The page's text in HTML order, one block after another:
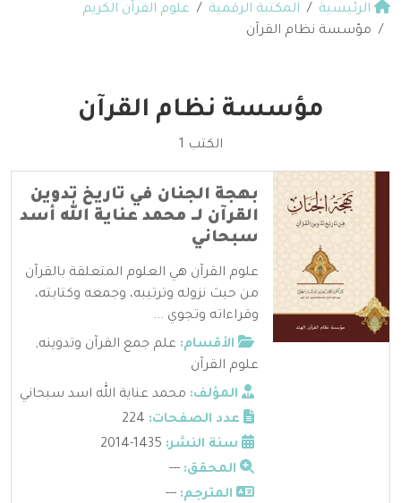
الرئيسية المكتبة الرقمية
علوم القرآن الكريم
مؤسسة نظام القرآن
مؤسسة نظام القرآن
الكتب 1
بهجة الجنان في تاريخ تدوين
القرآن لــ محمد عناية الله أسد
سبحاني
علوم القرآن هي العلوم المتعلقة بالقرآن
من حيث نزوله وترتيبه، وجمعه وكتابته،
وقراءاته وتجوي ...
الأقسام: علم جمع القرآن وتدوينه,
علوم القرآن
المؤلف: محمد عناية الله اسد سبحاني
عدد الصفحات:
سنة النشر:
المحقق: ---
المترجم: ---